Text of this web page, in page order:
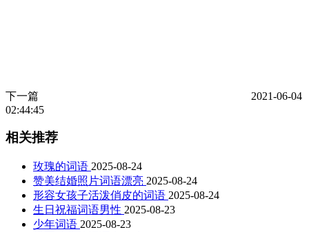
下一篇
2021-06-04
02:44:45
相关推荐
玫瑰的词语 2025-08-24
赞美结婚照片词语漂亮 2025-08-24
形容女孩子活泼俏皮的词语 2025-08-24
生日祝福词语男性 2025-08-23
少年词语 2025-08-23